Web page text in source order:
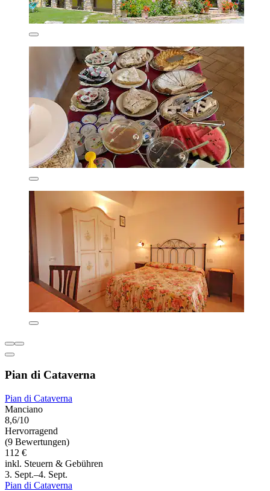
Pian di Cataverna
Pian di Cataverna
Manciano
8,6/10
Hervorragend
(9 Bewertungen)
112 €
inkl. Steuern & Gebühren
3. Sept.–4. Sept.
Pian di Cataverna